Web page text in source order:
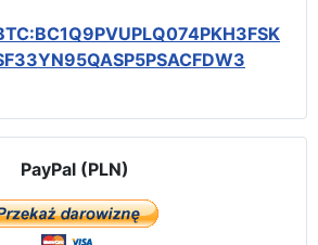
PayPal (PLN)